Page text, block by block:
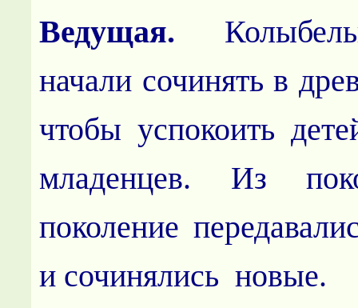
Ведущая.
начали сочинять в
чтобы успокоить
младенцев. Из
поколение
и сочинялись новые.